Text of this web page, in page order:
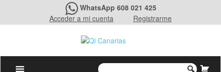
WhatsApp 608 021 425
Acceder a mi cuenta
Registrarme